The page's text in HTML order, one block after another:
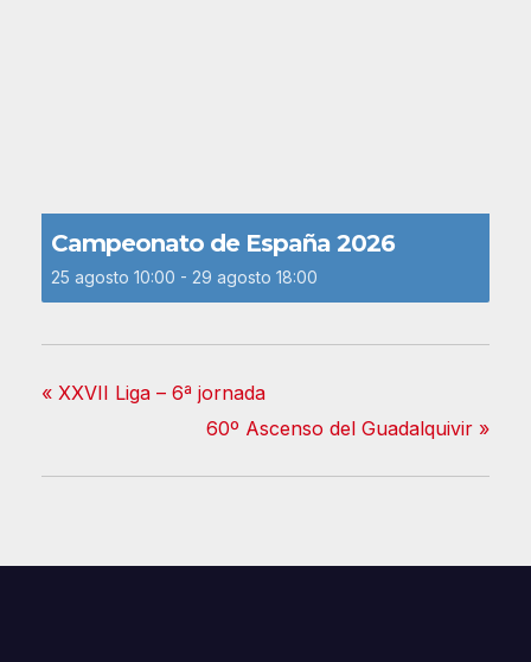
Campeonato de España 2026
25 agosto 10:00 - 29 agosto 18:00
« XXVII Liga – 6ª jornada
60º Ascenso del Guadalquivir »